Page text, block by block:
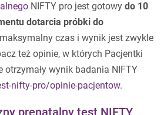
NIFTY pro jest gotowy do 10
dotarcia próbki do
czas i wynik jest zwykle
też opinie, w których Pacjentki
otrzymały wynik badania NIFTY
nifty-pro/opinie-pacjentow.
prenatalny test NIFTY